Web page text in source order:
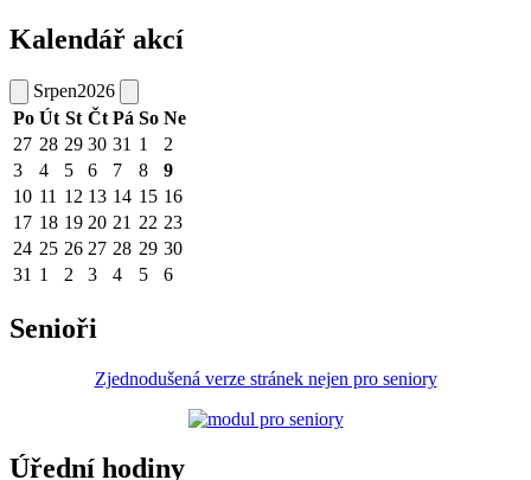
Kalendář akcí
Srpen2026
Po Út St Čt Pá So Ne
27 28 29 30 31 1
2
3
4 5 6 7 8
9
10 11 12 13 14 15 16
17 18 19 20 21 22 23
24 25 26 27 28 29 30
31 1 2 3 4 5 6
Senioři
Zjednodušená verze stránek nejen pro seniory
Úřední hodiny